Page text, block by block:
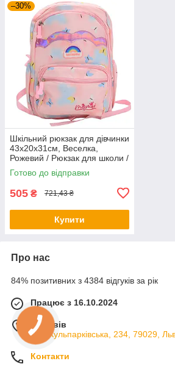
–30%
Шкільний рюкзак для дівчинки
43х20х31см, Веселка,
Рожевий / Рюкзак для школи /
Портфель для школи /
Рюкзак шкільний
Готово до відправки
505 ₴ 721,43 ₴
Купити
Про нас
84% позитивних з 4384 відгуків за рік
Працює з 16.10.2024
м. Львів
вул. Кульпарківська, 234, 79029,
Контакти